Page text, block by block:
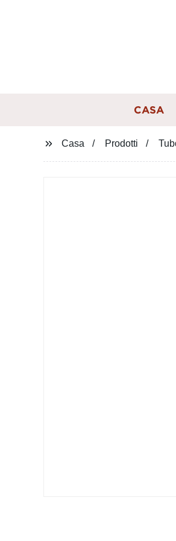
CASA
Casa Prodotti